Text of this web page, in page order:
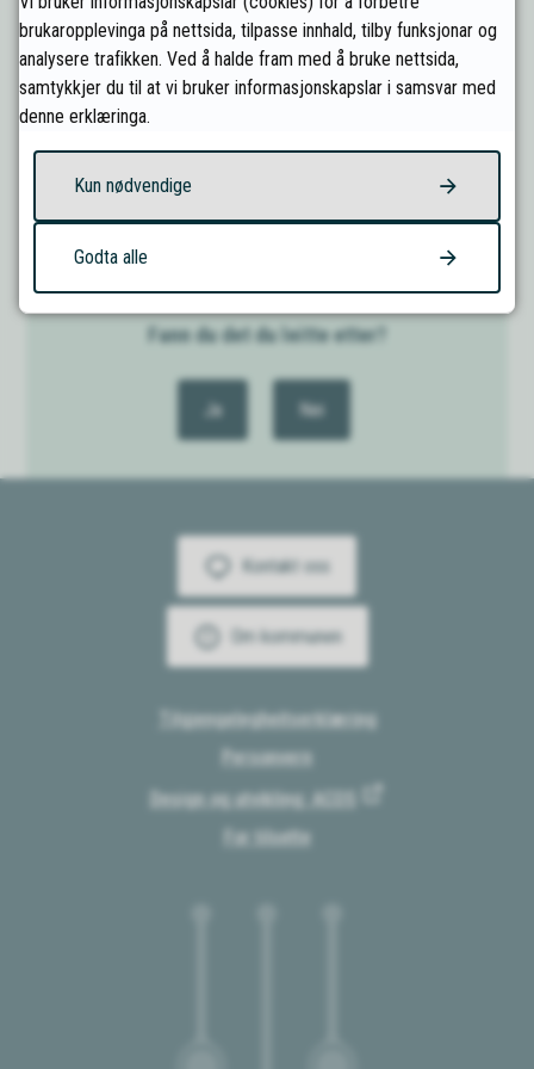
Les meir og få konkrete råd hos Trygg Trafikk
Sist endret 19.06.2026 13.21
Fann du det du leitte etter?
Ja Nei
Kontakt oss
Om kommunen
Tilgjengelegheitserklæring
Personvern
Design og utvikling: ACOS
For tilsette
brukaropplevinga på nettsida, tilpasse innhald, tilby funksjonar og
analysere trafikken. Ved å halde fram med å bruke nettsida,
samtykkjer du til at vi bruker informasjonskapslar i samsvar med
denne erklæringa.
Kun nødvendige
Godta alle